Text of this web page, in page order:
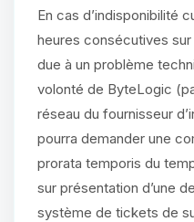
En cas d’indisponibilité
heures consécutives
due à un problème
volonté de ByteLogic
réseau du fournisseur
pourra demander une
prorata temporis du
sur présentation d’une
système de tickets de